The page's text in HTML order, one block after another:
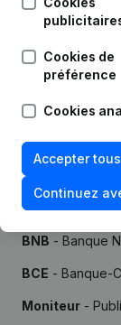
importants
Essayer
Essai gratuit
Sources
BNB - Banque
BCE - Banque-
Moniteur -
Cookies de
préférence
Cookies
Accepter
Continuez